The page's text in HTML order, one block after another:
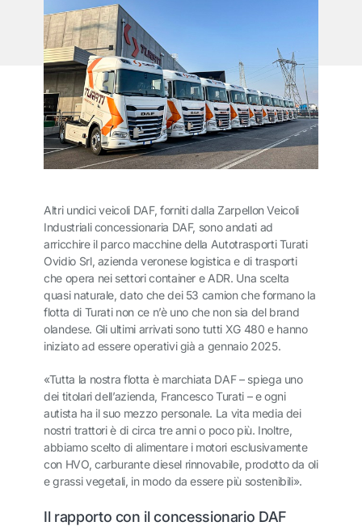
Altri undici veicoli DAF, forniti dalla Zarpellon Veicoli
Industriali concessionaria DAF, sono andati ad
arricchire il parco macchine della Autotrasporti Turati
Ovidio Srl, azienda veronese logistica e di trasporti
che opera nei settori container e ADR. Una scelta
quasi naturale, dato che dei 53 camion che formano la
flotta di Turati non ce n’è uno che non sia del brand
olandese. Gli ultimi arrivati sono tutti XG 480 e hanno
iniziato ad essere operativi già a gennaio 2025.
«Tutta la nostra flotta è marchiata DAF – spiega uno
dei titolari dell’azienda, Francesco Turati – e ogni
autista ha il suo mezzo personale. La vita media dei
nostri trattori è di circa tre anni o poco più. Inoltre,
abbiamo scelto di alimentare i motori esclusivamente
con HVO, carburante diesel rinnovabile, prodotto da oli
e grassi vegetali, in modo da essere più sostenibili».
Il rapporto con il concessionario DAF